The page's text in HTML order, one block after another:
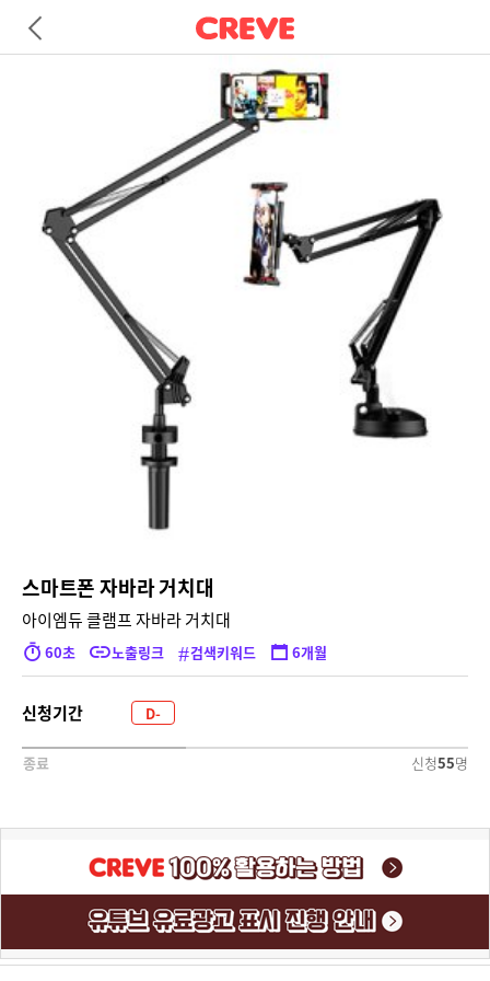
스마트폰 자바라 거치대
아이엠듀 클램프 자바라 거치대
60초 노출링크 #검색키워드 6개월
신청기간
D-
종료
명
55
신청